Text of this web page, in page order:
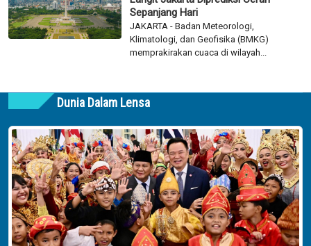
Sepanjang Hari
JAKARTA - Badan Meteorologi,
Klimatologi, dan Geofisika (BMKG)
memprakirakan cuaca di wilayah...
Dunia Dalam Lensa